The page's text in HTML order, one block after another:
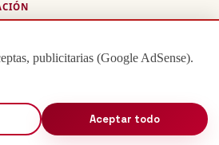
e informes
monitorización paraINDUSTRIA DE
para esta entidad
publicitarias (Google AdSense).
Aceptar todo